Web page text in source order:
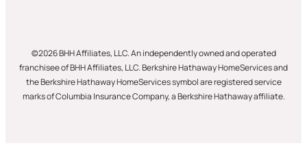
©2026 BHH Affiliates, LLC. An independently owned and operated
franchisee of BHH Affiliates, LLC. Berkshire Hathaway HomeServices and
the Berkshire Hathaway HomeServices symbol are registered service
marks of Columbia Insurance Company, a Berkshire Hathaway affiliate.